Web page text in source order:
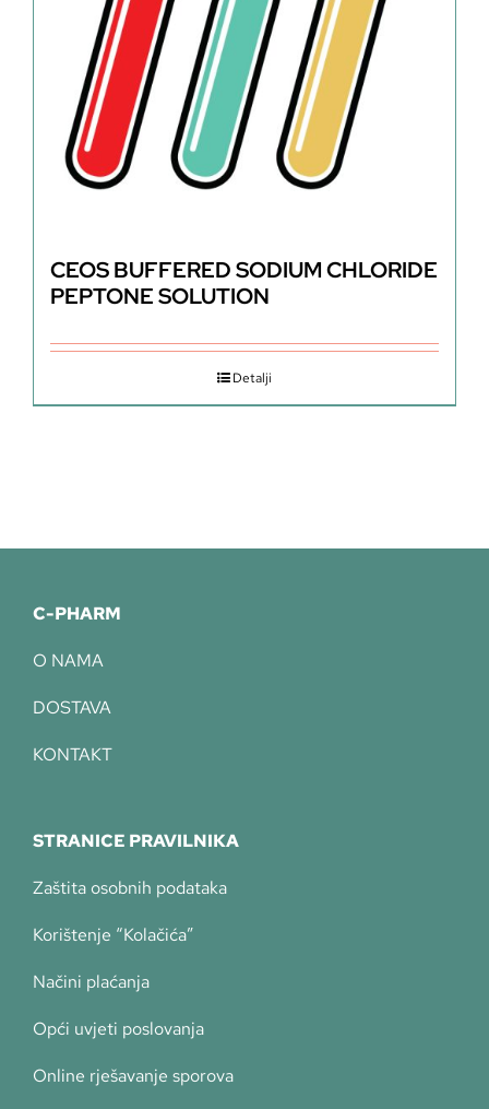
CEOS BUFFERED SODIUM CHLORIDE
PEPTONE SOLUTION
Detalji
C-PHARM
O NAMA
DOSTAVA
KONTAKT
STRANICE PRAVILNIKA
Zaštita osobnih podataka
Korištenje “Kolačića”
Načini plaćanja
Opći uvjeti poslovanja
Online rješavanje sporova